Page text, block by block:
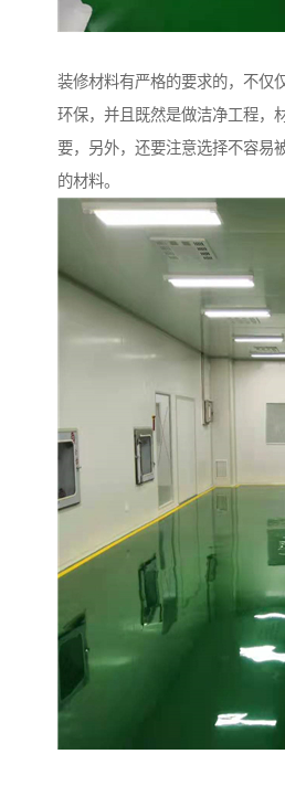
装修材料有严格的要求的，不仅
环保，并且既然是做洁净工程，
要，另外，还要注意选择不容易
的材料。